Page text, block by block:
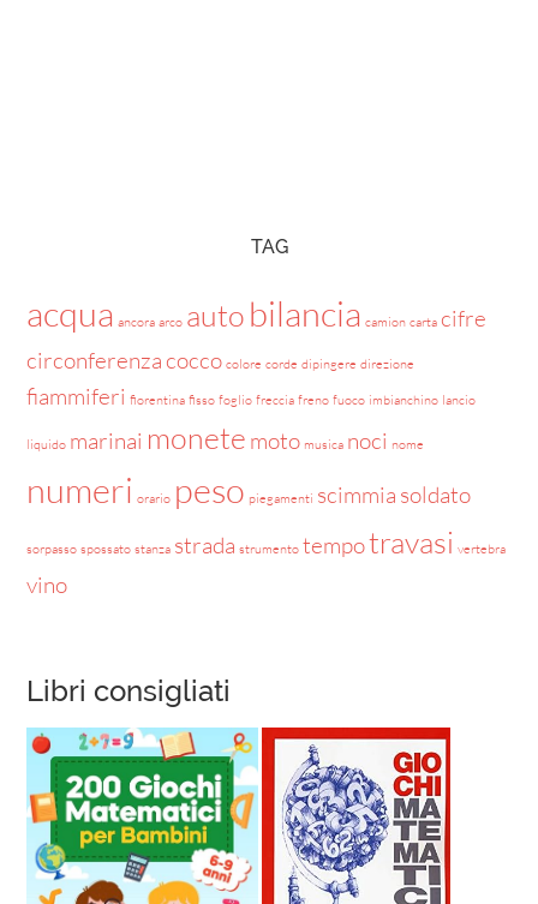
TAG
acqua ancora arco autobilancia camion carta cifre
circonferenzacocco colore corde dipingere direzione
fiammiferi fiorentina fisso foglio freccia freno fuoco imbianchino lancio
liquido marinai monete moto musica noci nome
numeri orario peso piegamenti scimmia soldato
sorpasso spossato stanza strada strumento tempotravasi vertebra
vino
Libri consigliati